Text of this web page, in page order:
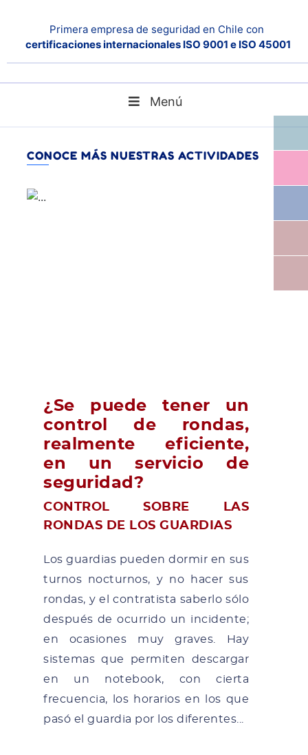
Primera empresa de seguridad en Chile con
certificaciones internacionales ISO 9001 e ISO 45001
Menú
CONOCE MÁS NUESTRAS ACTIVIDADES
¿Se puede tener un
control de rondas,
realmente eficiente,
en un servicio de
seguridad?
CONTROL SOBRE LAS
RONDAS DE LOS GUARDIAS
Los guardias pueden dormir en sus
turnos nocturnos, y no hacer sus
rondas, y el contratista saberlo sólo
después de ocurrido un incidente;
en ocasiones muy graves. Hay
sistemas que permiten descargar
en un notebook, con cierta
frecuencia, los horarios en los que
pasó el guardia por los diferentes...